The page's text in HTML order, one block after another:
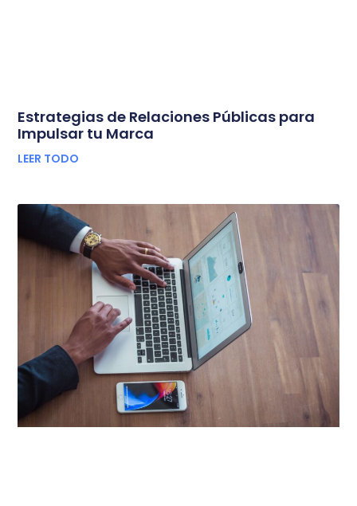
Estrategias de Relaciones Públicas para
Impulsar tu Marca
LEER TODO